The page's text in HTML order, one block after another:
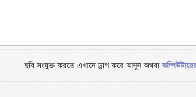
ছবি সংযুক্ত করতে এখানে ড্রাগ করে আনুন অথবা